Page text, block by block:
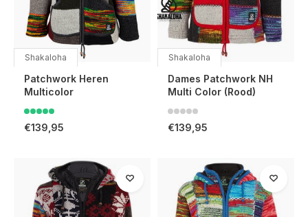
Shakaloha
Patchwork Heren
Multicolor
€139,95
Shakaloha
Dames Patchwork NH
Multi Color (Rood)
€139,95